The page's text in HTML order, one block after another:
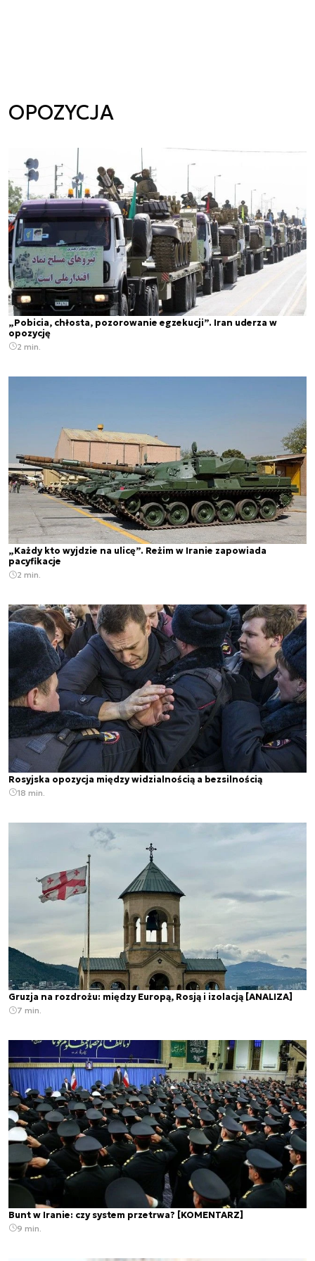
OPOZYCJA
„Pobicia, chłosta, pozorowanie egzekucji”. Iran uderza w
opozycję
2 min.
„Każdy kto wyjdzie na ulicę”. Reżim w Iranie zapowiada
pacyfikacje
2 min.
Rosyjska opozycja między widzialnością a bezsilnością
18 min.
Gruzja na rozdrożu: między Europą, Rosją i izolacją [ANALIZA]
7 min.
Bunt w Iranie: czy system przetrwa? [KOMENTARZ]
9 min.